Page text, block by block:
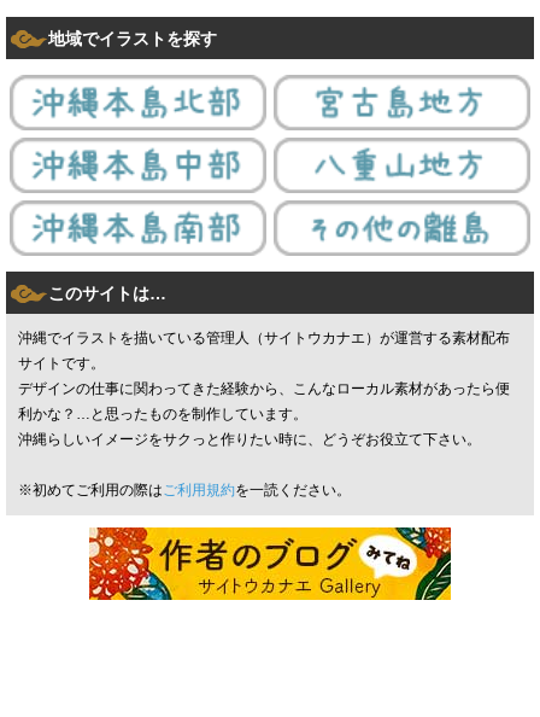
地域でイラストを探す
このサイトは…
沖縄でイラストを描いている管理人（サイトウカナエ）が運営する素材配布
サイトです。
デザインの仕事に関わってきた経験から、こんなローカル素材があったら便
利かな？…と思ったものを制作しています。
沖縄らしいイメージをサクっと作りたい時に、どうぞお役立て下さい。
※初めてご利用の際はご利用規約を一読ください。